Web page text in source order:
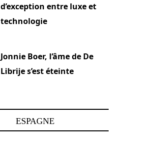
d’exception entre luxe et
technologie
Jonnie Boer, l’âme de De
Librije s’est éteinte
ESPAGNE